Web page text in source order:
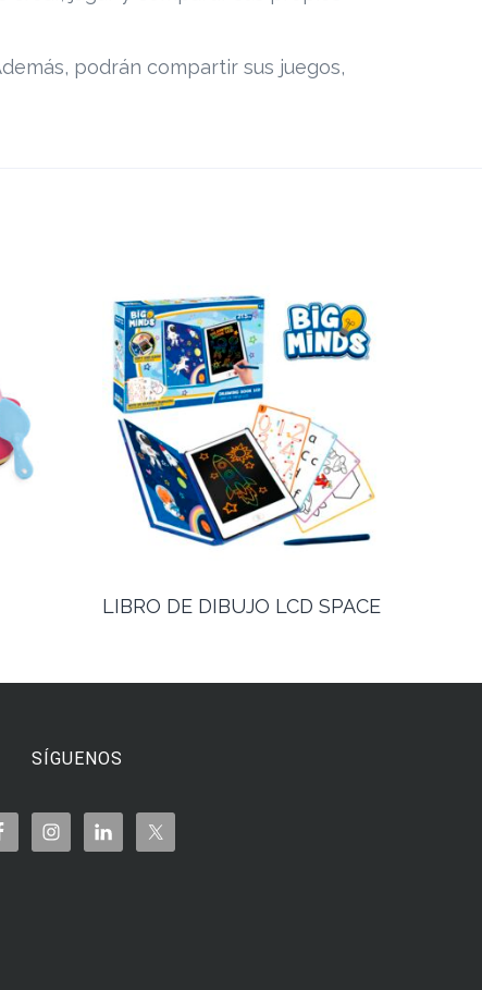
podrán compartir sus juegos,
LIBRO DE DIBUJO LCD SPACE
SÍGUENOS